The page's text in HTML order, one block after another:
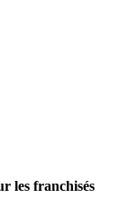
les franchisés